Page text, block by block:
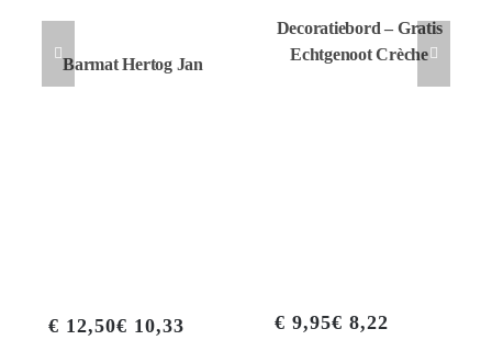
Barmat Hertog Jan
€ 12,50€ 10,33
Decoratiebord – Gratis
Echtgenoot Crèche
€ 9,95€ 8,22